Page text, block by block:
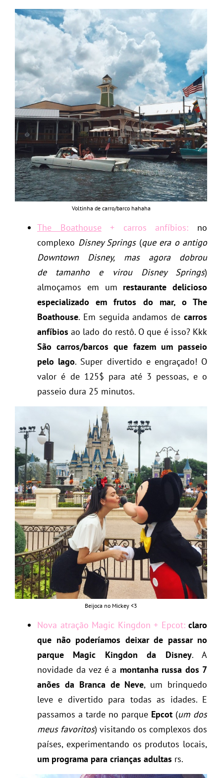
Voltinha de carro/barco hahaha
The Boathouse+ carros anfíbios: no
complexo Disney Springs(que era o antigo
Downtown Disney, mas agora dobrou
de tamanho e virou Disney Springs)
almoçamos em um restaurante delicioso
especializado em frutos do mar, o The
Boathouse. Em seguida andamos de carros
anfíbios ao lado do restô. O que é isso? Kkk
São carros/barcos que fazem um passeio
pelo lago. Super divertido e engraçado! O
valor é de 125$ para até 3 pessoas, e o
passeio dura 25 minutos.
Beijoca no Mickey <3
Nova atração Magic Kingdon + Epcot: claro
que não poderíamos deixar de passar no
parque Magic Kingdon da Disney. A
novidade da vez é a montanha russa dos 7
anões da Branca de Neve, um brinquedo
leve e divertido para todas as idades. E
passamos a tarde no parque Epcot (um dos
meus favoritos) visitando os complexos dos
países, experimentando os produtos locais,
um programa para crianças adultas rs.